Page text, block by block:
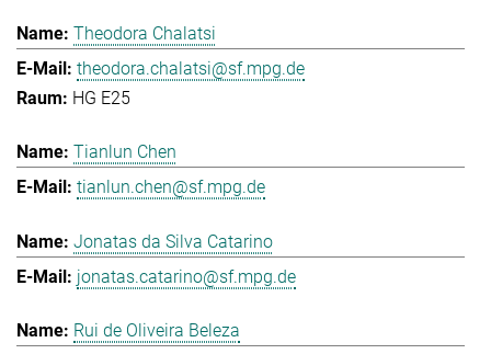
Theodora Chalatsi
theodora.chalatsi@sf.mpg.de
HG E25
Tianlun Chen
tianlun.chen@sf.mpg.de
Jonatas da Silva Catarino
jonatas.catarino@sf.mpg.de
Rui de Oliveira Beleza